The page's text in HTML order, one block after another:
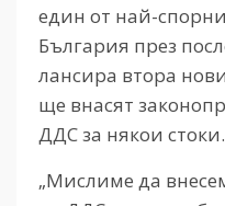
един от най-
България през
лансира втора
ще внасят
ДДС за някои стоки.
„Мислиме да